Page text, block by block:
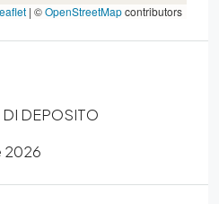
| ©OpenStreetMapcontributors
DEPOSITO
2026